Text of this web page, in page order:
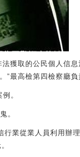
獲取的公民個人信
”最高檢第四檢察廳負
。
。
業從業人員利用辦